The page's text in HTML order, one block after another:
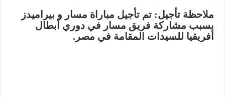
ملاحظة تأجيل: تم تأجيل مباراة مسار و بيراميدز
بسبب مشاركة فريق مسار في دوري أبطال
أفريقيا للسيدات المقامة في مصر.